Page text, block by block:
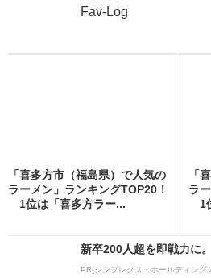
Fav-Log
「喜多方市（福島県）で人気の
ラーメン」ランキングTOP20！
1位は「喜多方ラー...
「
ラ
1
新卒200人超を即戦力に
PR(シンプレクス・ホールディング